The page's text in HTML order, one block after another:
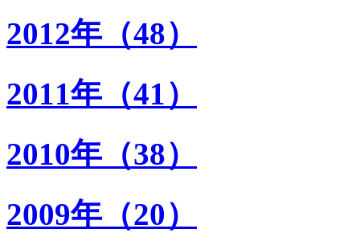
2012年（48）
2011年（41）
2010年（38）
2009年（20）